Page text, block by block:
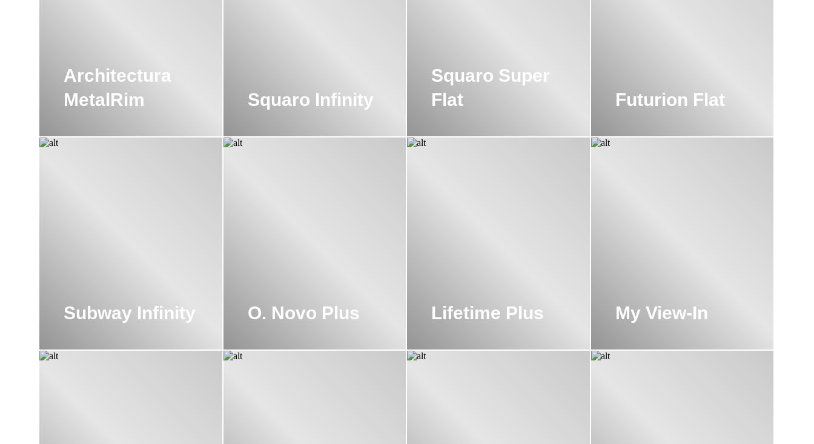
Architectura
MetalRim
Squaro Infinity
Squaro Super
Flat
Futurion Flat
Subway Infinity O. Novo Plus Lifetime Plus My View-In